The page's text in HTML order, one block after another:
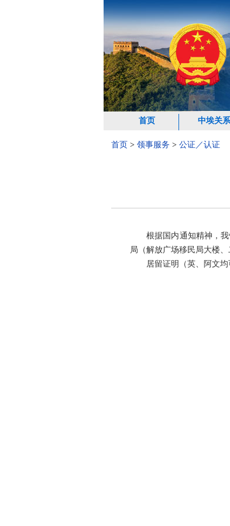
首页 中埃关系
首页 > 领事服务 > 公证／认证
根据国内通知精神，
局（解放广场移民局大楼
居留证明（英、阿文